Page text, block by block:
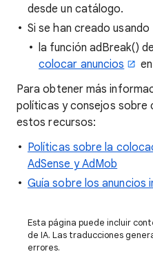
desde un catálogo.
Si se han creado usando
la función adBreak()
colocar anuncios
Para obtener más
políticas y consejos sobre
estos recursos:
Políticas sobre la
AdSense y AdMob
Guía sobre los anuncios
Esta página puede incluir
de IA. Las traducciones
errores.